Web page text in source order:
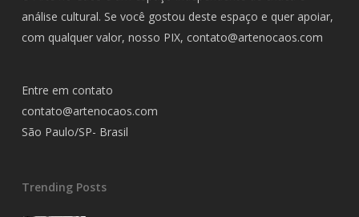
análise cultural. Se você gostou deste espaço e quer apoiar,
com qualquer valor, nosso PIX, contato@artenocaos.com
Entre em contato
contato@artenocaos.com
São Paulo/SP- Brasil
Trending Posts